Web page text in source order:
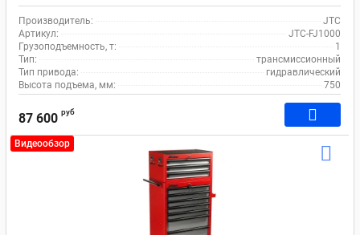
Производитель:
JTC
Артикул:
JTC-FJ1000
Грузоподъемность, т:
1
Тип:
трансмиссионный
Тип привода:
гидравлический
Высота подъема, мм:
750
87 600 руб
Видеообзор